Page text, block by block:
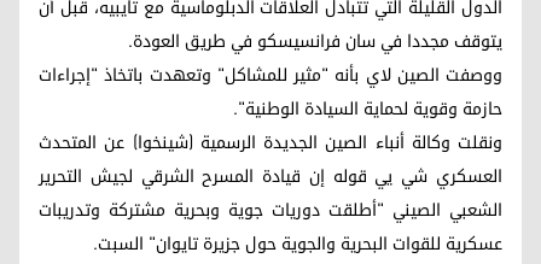
الدول القليلة التي تتبادل العلاقات الدبلوماسية مع تايبيه، قبل أن
يتوقف مجددا في سان فرانسيسكو في طريق العودة.
ووصفت الصين لاي بأنه "مثير للمشاكل" وتعهدت باتخاذ "إجراءات
حازمة وقوية لحماية السيادة الوطنية".
ونقلت وكالة أنباء الصين الجديدة الرسمية (شينخوا) عن المتحدث
العسكري شي يي قوله إن قيادة المسرح الشرقي لجيش التحرير
الشعبي الصيني "أطلقت دوريات جوية وبحرية مشتركة وتدريبات
عسكرية للقوات البحرية والجوية حول جزيرة تايوان" السبت.